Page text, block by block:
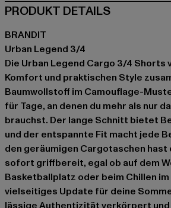
PRODUKT DETAILS
BRANDIT
Urban Legend 3/4
Die Urban Legend Cargo 3/4 Shorts
Komfort und praktischen Style
Baumwollstoff im Camouflage-
für Tage, an denen du mehr als nur
brauchst. Der lange Schnitt bietet
und der entspannte Fit macht jede
den geräumigen Cargotaschen hast
sofort griffbereit, egal ob auf dem
Basketballplatz oder beim Chillen im
vielseitiges Update für deine
lässige Authentizität verkörpert und